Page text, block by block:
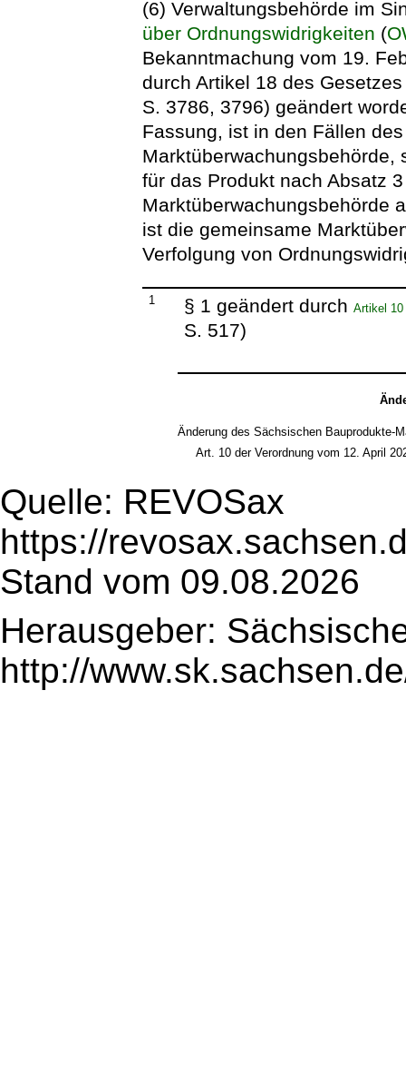
(6) Verwaltungsbehörde im
über Ordnungswidrigkeiten (
Bekanntmachung vom 19.
durch Artikel 18 des
S. 3786, 3796) geändert
Fassung, ist in den Fällen
Marktüberwachungsbehörde,
für das Produkt nach Absatz
Marktüberwachungsbehörde
ist die gemeinsame
Verfolgung von
1 § 1 geändert durchArtikel 10
S. 517)
Änderung des Sächsischen Bauprodukte-
Art. 10 der Verordnung vom 12. April
Quelle: REVOSax
https://
Stand vom 09.08.2026
Herausgeber:
http://